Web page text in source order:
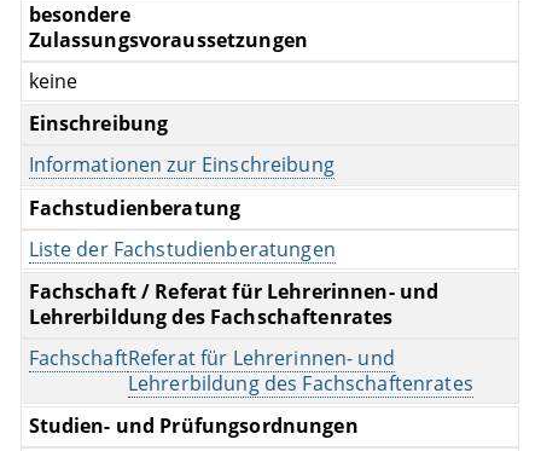
besondere
Zulassungsvoraussetzungen
keine
Einschreibung
Informationen zur Einschreibung
Fachstudienberatung
Liste der Fachstudienberatungen
Fachschaft / Referat für Lehrerinnen- und
Lehrerbildung des Fachschaftenrates
FachschaftReferat für Lehrerinnen- und
Lehrerbildung des Fachschaftenrates
Studien- und Prüfungsordnungen